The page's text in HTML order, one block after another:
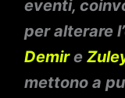
eventi,
per alterare
Demire
mettono a